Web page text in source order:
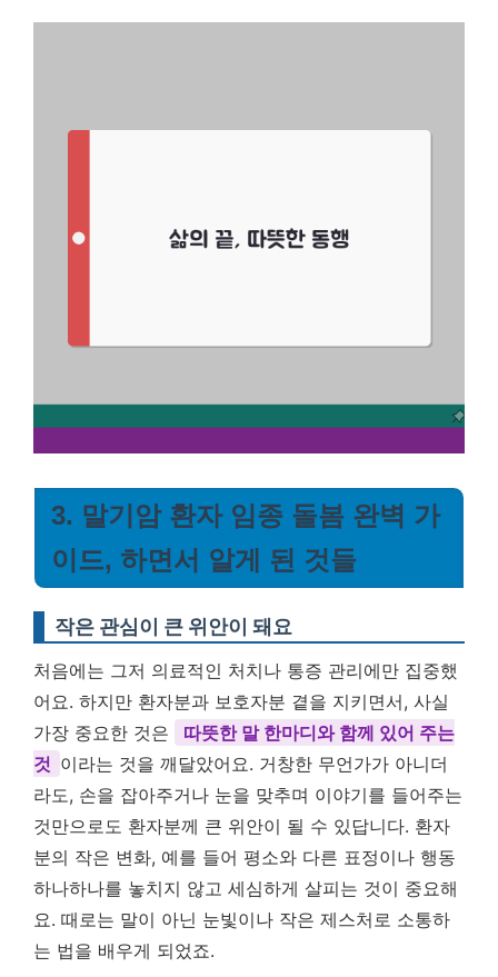
3. 말기암 환자 임종 돌봄 완벽 가
이드, 하면서 알게 된 것들
작은 관심이 큰 위안이 돼요
처음에는 그저 의료적인 처치나 통증 관리에만 집중했
어요. 하지만 환자분과 보호자분 곁을 지키면서, 사실
가장 중요한 것은
따뜻한 말 한마디와 함께 있어 주는
것 이라는 것을 깨달았어요. 거창한 무언가가 아니더
라도, 손을 잡아주거나 눈을 맞추며 이야기를 들어주는
것만으로도 환자분께 큰 위안이 될 수 있답니다. 환자
분의 작은 변화, 예를 들어 평소와 다른 표정이나 행동
하나하나를 놓치지 않고 세심하게 살피는 것이 중요해
요. 때로는 말이 아닌 눈빛이나 작은 제스처로 소통하
는 법을 배우게 되었죠.